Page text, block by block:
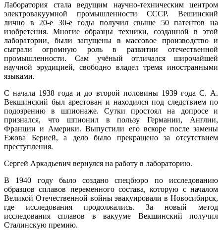
Лаборатория стала ведущим научно-техническим центром
электро­вакуумной промышленности СССР. Вешинский
лично в 20-е 30-е годы получил свыше 50 патентов на
изобретения. Многие образцы техники, созданной в этой
лаборатории, были запущены в массовое производство и
сыграли огромную роль в развитии отечественной
промышленности. Сам учёный отличался широчайшей
научной эрудицией, свободно владел тремя иностранными
языками.
С начала 1938 года и до второй половины 1939 года С. А.
Векшинский был арестован и находился под следствием по
подозрению в шпионаже. Сутки простоял на допросе и
признался, что шпионил в пользу Германии, Англии,
Франции и Америки. Выпустили его вскоре после замены
Ежова Берией, а дело было прекращено за отсутствием
преступления.
Сергей Аркадьевич вернулся на работу в лабораторию.
В 1940 году было создано спецбюро по исследованию
образцов сплавов переменного состава, которую с началом
Великой Отечественной войны эвакуировали в Новосибирск,
где исследования продолжались. За новый метод
исследования сплавов в вакууме Векшинский получил
Сталинскую премию.